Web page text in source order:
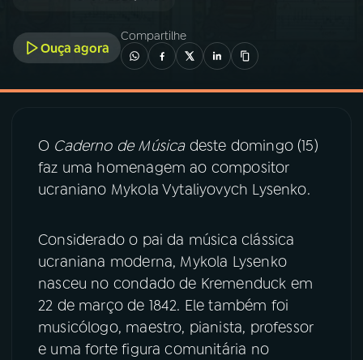
04 PROGRAMAS
06VIDEOCASTS
07ÚLTIMAS
Ouça agora
Compartilhe
O Caderno de Músicadeste domingo (15)
faz uma homenagem ao compositor
ucraniano Mykola Vytaliyovych Lysenko.
Considerado o pai da música clássica
ucraniana moderna, Mykola Lysenko
nasceu no condado de Kremenduck em
22 de março de 1842. Ele também foi
musicólogo, maestro, pianista, professor
e uma forte figura comunitária no